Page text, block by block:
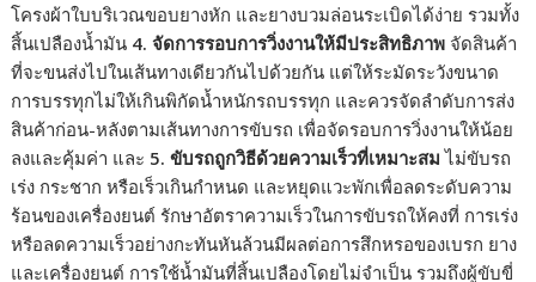
โครงผ้าใบบริเวณขอบยางหัก และยางบวมล่อนระเบิดได้ง่าย รวมทั้ง
สิ้นเปลืองน้ำมัน 4. จัดการรอบการวิ่งงานให้มีประสิทธิภาพ จัดสินค้า
ที่จะขนส่งไปในเส้นทางเดียวกันไปด้วยกัน แต่ให้ระมัดระวังขนาด
การบรรทุกไม่ให้เกินพิกัดน้ำหนักรถบรรทุก และควรจัดลำดับการส่ง
สินค้าก่อน-หลังตามเส้นทางการขับรถ เพื่อจัดรอบการวิ่งงานให้น้อย
ลงและคุ้มค่า และ 5. ขับรถถูกวิธีด้วยความเร็วที่เหมาะสมไม่ขับรถ
เร่ง กระชาก หรือเร็วเกินกำหนด และหยุดแวะพักเพื่อลดระดับความ
ร้อนของเครื่องยนต์ รักษาอัตราความเร็วในการขับรถให้คงที่ การเร่ง
หรือลดความเร็วอย่างกะทันหันล้วนมีผลต่อการสึกหรอของเบรก ยาง
และเครื่องยนต์ การใช้น้ำมันที่สิ้นเปลืองโดยไม่จำเป็น รวมถึงผู้ขับขี่